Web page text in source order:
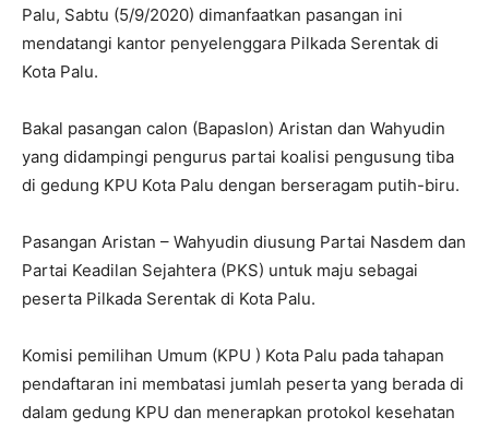
Palu, Sabtu (5/9/2020) dimanfaatkan pasangan ini
mendatangi kantor penyelenggara Pilkada Serentak di
Kota Palu.
Bakal pasangan calon (Bapaslon) Aristan dan Wahyudin
yang didampingi pengurus partai koalisi pengusung tiba
di gedung KPU Kota Palu dengan berseragam putih-biru.
Pasangan Aristan – Wahyudin diusung Partai Nasdem dan
Partai Keadilan Sejahtera (PKS) untuk maju sebagai
peserta Pilkada Serentak di Kota Palu.
Komisi pemilihan Umum (KPU ) Kota Palu pada tahapan
pendaftaran ini membatasi jumlah peserta yang berada di
dalam gedung KPU dan menerapkan protokol kesehatan